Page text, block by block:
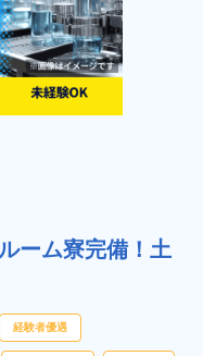
ーム寮完備！土
経験者優遇